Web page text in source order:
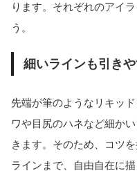
ります。それぞれのアイ
う。
細いラインも引き
先端が筆のようなリキッ
ワや目尻のハネなど細か
きます。そのため、コツ
ラインまで、自由自在に